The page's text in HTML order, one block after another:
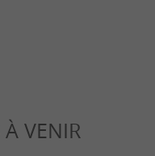
À VENIR